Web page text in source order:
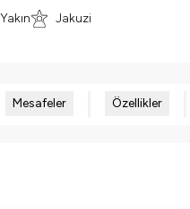
Jakuzi
Mesafeler Özellikler